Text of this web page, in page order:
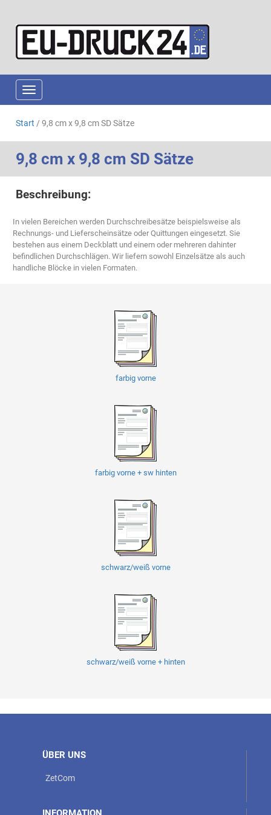
Navigation ein-/ausblenden
Start / 9,8 cm x 9,8 cm SD Sätze
9,8 cm x 9,8 cm SD Sätze
Beschreibung:
In vielen Bereichen werden Durchschreibesätze beispielsweise als
Rechnungs- und Lieferscheinsätze oder Quittungen eingesetzt. Sie
bestehen aus einem Deckblatt und einem oder mehreren dahinter
befindlichen Durchschlägen. Wir liefern sowohl Einzelsätze als auch
handliche Blöcke in vielen Formaten.
farbig vorne
farbig vorne + sw hinten
schwarz/weiß vorne
schwarz/weiß vorne + hinten
ÜBER UNS
ZetCom